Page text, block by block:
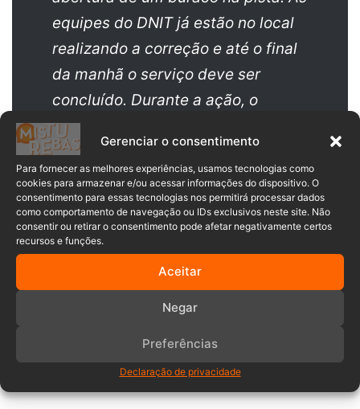
Gerenciar o consentimento
Para fornecer as melhores experiências, usamos tecnologias como
cookies para armazenar e/ou acessar informações do dispositivo. O
consentimento para essas tecnologias nos permitirá processar dados
como comportamento de navegação ou IDs exclusivos neste site. Não
consentir ou retirar o consentimento pode afetar negativamente certos
recursos e funções.
Aceitar
Negar
Preferências
Declaração de privacidade
equipes do DNIT já estão no local
realizando a correção e até o final
da manhã o serviço deve ser
concluído. Durante a ação, o
tráfego funciona em meia pista.
Estrada
rodovia